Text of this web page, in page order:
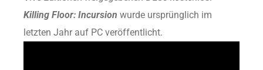
Killing Floor: Incursion wurde ursprünglich im
letzten Jahr auf PC veröffentlicht.